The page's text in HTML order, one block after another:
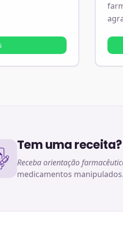
Tem uma
Receba orientação
medicamentos manipulados.